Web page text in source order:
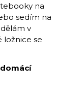
na
sedím na
v
ložnice se